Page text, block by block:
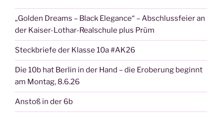
„Golden Dreams – Black Elegance“ – Abschlussfeier an
der Kaiser-Lothar-Realschule plus Prüm
Steckbriefe der Klasse 10a #AK26
Die 10b hat Berlin in der Hand – die Eroberung beginnt
am Montag, 8.6.26
Anstoß in der 6b